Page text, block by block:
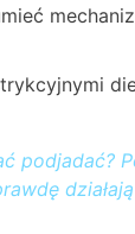
podjadać?
działają